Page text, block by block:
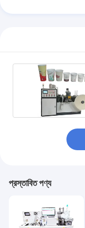
প্রস্তাবিত পণ্য